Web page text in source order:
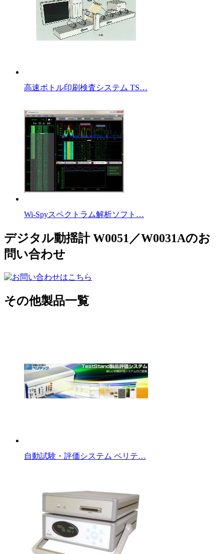
高速ボトル印刷検査システム TS…
Wi-Spyスペクトラム解析ソフト…
デジタル動揺計 W0051／W0031Aのお
問い合わせ
その他製品一覧
自動試験・評価システム ペリテ…